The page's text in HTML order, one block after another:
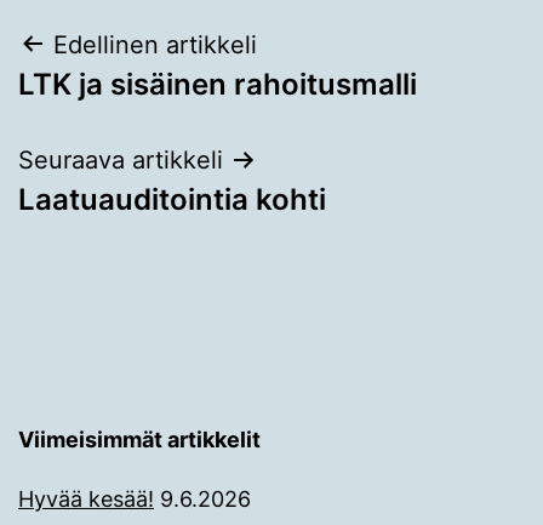
Artikkelien
selaus
Edellinen artikkeli
LTK ja sisäinen rahoitusmalli
Seuraava artikkeli
Laatuauditointia kohti
Viimeisimmät artikkelit
Hyvää kesää! 9.6.2026